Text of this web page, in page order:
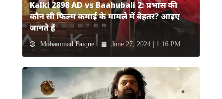
Kalki 2898 AD vs Baahubali 2: प्रभास की
कौन सी फिल्म कमाई के मामले में बेहतर? आइए
जानते हैं
Mohammad Faique June 27, 2024 | 1:16 PM